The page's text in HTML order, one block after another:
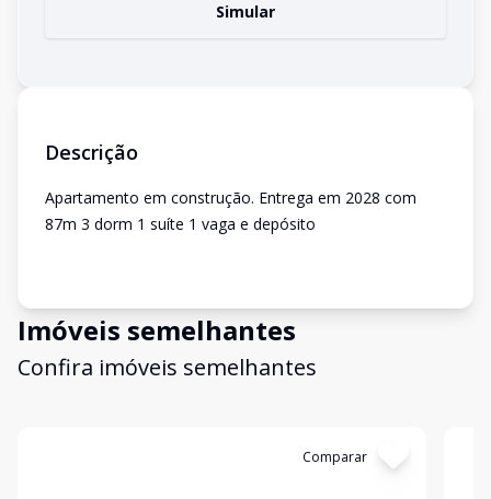
Simular
Descrição
Apartamento em construção. Entrega em 2028 com
87m 3 dorm 1 suíte 1 vaga e depósito
Imóveis semelhantes
Confira imóveis semelhantes
Comparar